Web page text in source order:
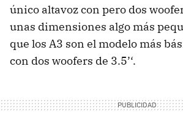
único altavoz con pero dos
unas dimensiones algo más
que los A3 son el modelo más
con dos woofers de 3.5’‘.